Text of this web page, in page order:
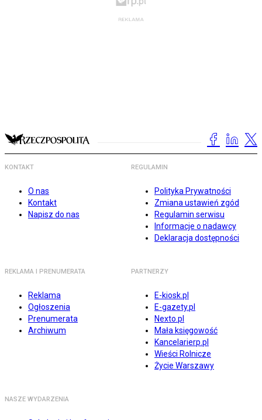
KONTAKT
O nas
Kontakt
Napisz do nas
REGULAMIN
Polityka Prywatności
Zmiana ustawień zgód
Regulamin serwisu
Informacje o nadawcy
Deklaracja dostępności
REKLAMA I PRENUMERATA
Reklama
Ogłoszenia
Prenumerata
Archiwum
PARTNERZY
E-kiosk.pl
E-gazety.pl
Nexto.pl
Mała księgowość
Kancelarierp.pl
Wieści Rolnicze
Życie Warszawy
NASZE WYDARZENIA